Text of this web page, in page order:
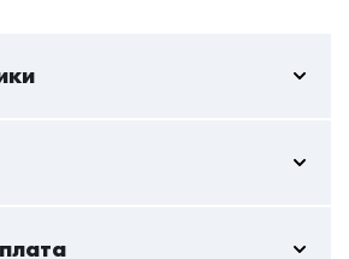
Выше средней
можете стать первым